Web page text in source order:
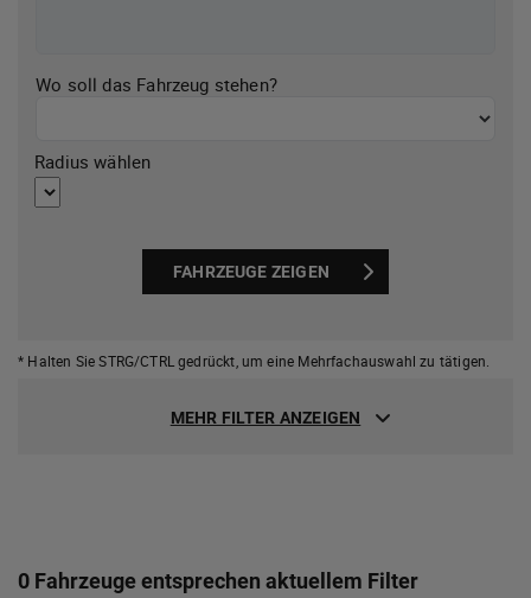
Wo soll das Fahrzeug stehen?
Radius wählen
FAHRZEUGE ZEIGEN
* Halten Sie STRG/CTRL gedrückt, um eine Mehrfachauswahl zu tätigen.
MEHR FILTER ANZEIGEN
0 Fahrzeuge entsprechen aktuellem Filter